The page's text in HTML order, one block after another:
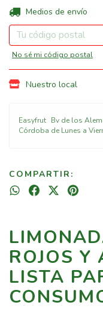
Entregas para el CP:
Medios de envío
No sé mi código postal
Nuestro local
Easyfrut Bv de los
Córdoba de Lunes a
COMPARTIR:
ROJOS
LISTA